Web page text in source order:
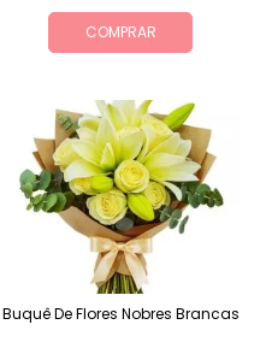
COMPRAR
Buquê De Flores Nobres Brancas